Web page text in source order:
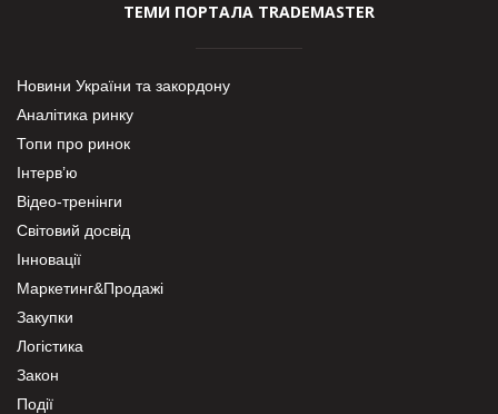
ТЕМИ ПОРТАЛА TRADEMASTER
Новини України та закордону
Аналітика ринку
Топи про ринок
Інтерв’ю
Відео-тренінги
Світовий досвід
Інновації
Маркетинг&Продажі
Закупки
Логістика
Закон
Події